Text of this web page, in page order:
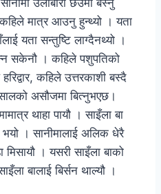
उर्लाबारी छेउमा बस्नु
मात्र आउनु हुन्थ्यो । यता
यता सन्तुष्टि लाग्दैनथ्यो ।
सकेनौ । कहिले पशुपतिको
कहिले उत्तरकाशी बस्दै
असौजमा बित्नुभएछ।
थाहा पायौ । साइँला बा
। सानीमालाई अलिक धेरै
। यसरी साइँला बाको
बालाई बिर्सन थाल्यौ ।